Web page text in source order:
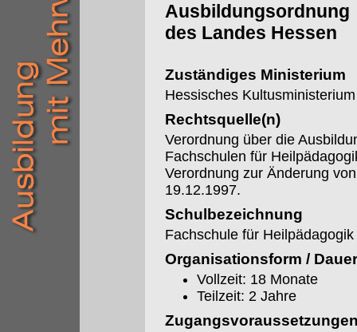
Ausbildungsordnung
des Landes Hessen
Zuständiges Ministerium
Hessisches Kultusministerium
Rechtsquelle(n)
Verordnung über die
Fachschulen für
Verordnung zur Änderung
19.12.1997.
Schulbezeichnung
Fachschule für Heilpädagogik
Organisationsform / Dauer
Vollzeit: 18 Monate
Teilzeit: 2 Jahre